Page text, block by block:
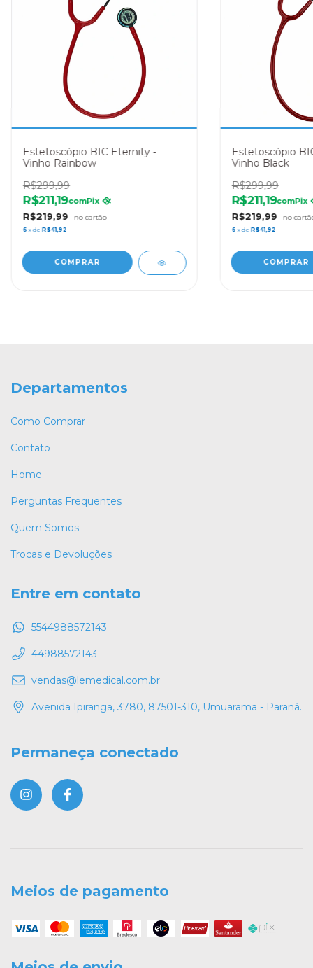
Estetoscópio BIC Eternity -
Vinho Rainbow
R$299,99
R$219,99
R$211,19comPix
6 x de R$41,92
Estetoscópio
Vinho Black
R$299,99
R$219,99
R$211,19comPix
6 x de R$41,92
Departamentos
Como Comprar
Contato
Home
Perguntas Frequentes
Quem Somos
Trocas e Devoluções
Entre em contato
5544988572143
44988572143
vendas@lemedical.com.br
Avenida Ipiranga, 3780, 87501-310, Umuarama - Paraná.
Permaneça conectado
Meios de pagamento